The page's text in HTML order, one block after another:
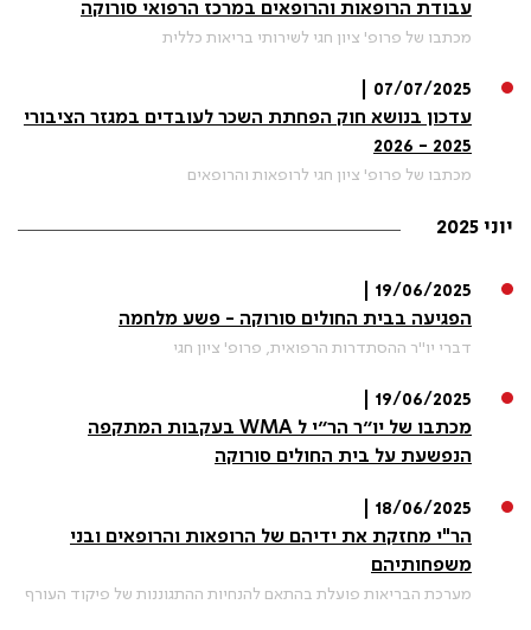
עבודת הרופאות והרופאים במרכז הרפואי סורוקה
מכתבו של פרופ' ציון חגי לשירותי בריאות כללית
07/07/2025 |
עדכון בנושא חוק הפחתת השכר לעובדים במגזר הציבורי
2025 - 2026
מכתבו של פרופ' ציון חגי לרופאות והרופאים
יוני 2025
19/06/2025 |
הפגיעה בבית החולים סורוקה - פשע מלחמה
דברי יו"ר ההסתדרות הרפואית, פרופ' ציון חגי
19/06/2025 |
מכתבו של יו״ר הר״י ל WMA בעקבות המתקפה
הנפשעת על בית החולים סורוקה
18/06/2025 |
הר"י מחזקת את ידיהם של הרופאות והרופאים ובני
משפחותיהם
מערכת הבריאות פועלת בהתאם להנחיות ההתגוננות של פיקוד העורף